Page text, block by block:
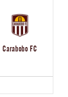
Carabobo FC